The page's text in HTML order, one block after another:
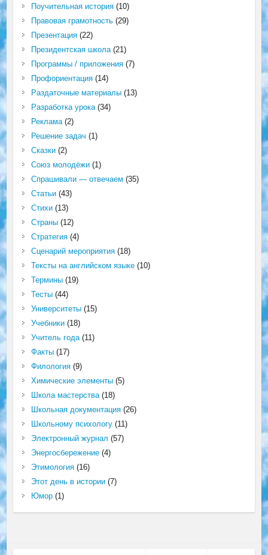
Поучительная история(10)
Правовая грамотность(29)
Презентация(22)
Президентская школа(21)
Программы / приложения(7)
Профориентация(14)
Раздаточные материалы(13)
Разработка урока(34)
Реклама(2)
Решение задач (1)
Сказки(2)
Союз молодёжи(1)
Спрашивали — отвечаем (35)
Статьи(43)
Стихи(13)
Страны(12)
Стратегия(4)
Сценарий мероприятия(18)
Тексты на английском языке(10)
Термины(19)
Тесты(44)
Университеты(15)
Учебники(18)
Учитель года(11)
Факты(17)
Филология(9)
Химические элементы(5)
Школа мастерства(18)
Школьная документация(26)
Школьному психологу(11)
Электронный журнал (57)
Энергосбережение(4)
Этимология(16)
Этот день в истории(7)
Юмор(1)